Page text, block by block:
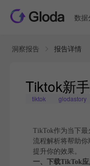
数据
洞察报告 报告详情
Tiktok新
tiktok glodastory
TikTok作为当下
流程解析将帮助
提升你的效果。
一、下载TikTok应